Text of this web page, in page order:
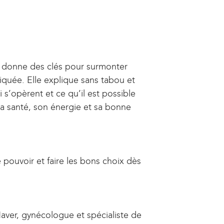
des clés pour surmonter
Elle explique sans tabou et
et ce qu’il est possible
santé, son énergie et sa bonne
et faire les bons choix dès
gynécologue et spécialiste de